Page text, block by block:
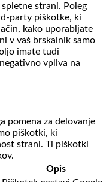
strani. Poleg
party piškotke, ki
kako uporabljate
v vaš brskalnik samo
imate tudi
vpliva na
pomena za delovanje
piškotki, ki
strani. Ti piškotki
Opis